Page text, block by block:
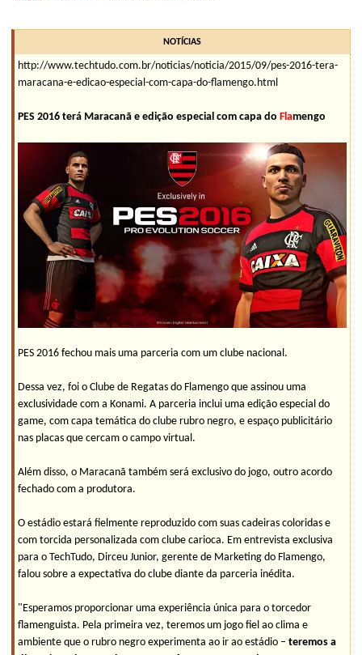
NOTÍCIAS
http://www.techtudo.com.br/noticias/noticia/2015/09/pes-2016-tera-
maracana-e-edicao-especial-com-capa-do-flamengo.html
PES 2016 terá Maracanã e edição especial com capa do Flamengo
PES 2016 fechou mais uma parceria com um clube nacional.
Dessa vez, foi o Clube de Regatas do Flamengo que assinou uma
exclusividade com a Konami. A parceria inclui uma edição especial do
game, com capa temática do clube rubro negro, e espaço publicitário
nas placas que cercam o campo virtual.
Além disso, o Maracanã também será exclusivo do jogo, outro acordo
fechado com a produtora.
O estádio estará fielmente reproduzido com suas cadeiras coloridas e
com torcida personalizada com clube carioca. Em entrevista exclusiva
para o TechTudo, Dirceu Junior, gerente de Marketing do Flamengo,
falou sobre a expectativa do clube diante da parceria inédita.
"Esperamos proporcionar uma experiência única para o torcedor
flamenguista. Pela primeira vez, teremos um jogo fiel ao clima e
ambiente que o rubro negro experimenta ao ir ao estádio – teremos a